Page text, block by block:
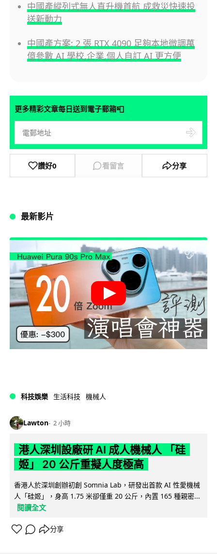
中國產縱列式無人直升機首航 成救災快速投
送新動力
中國產方案: 2 張 RTX 4090 足夠本地微調萬
億參數 AI 學校,企業,個人自訂 AI 更方便
更多精彩文章每日送到電子郵箱📮
讚好0 看留言 分享
最新影片
科技娛樂 生活科技 機械人
Lawton 2 小時
港人深圳設廠研 AI 成人機械人 「硅
姬」 20 公斤重擬人度極高
香港人於深圳創辦初創 Somnia Lab，研發出首款 AI 性愛機械
人「硅姬」，身高 1.75 米卻僅重 20 公斤，內置 165 種親密...
閱讀全文
分享